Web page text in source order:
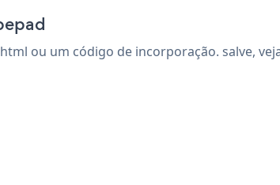
ou um código de incorporação. salve,